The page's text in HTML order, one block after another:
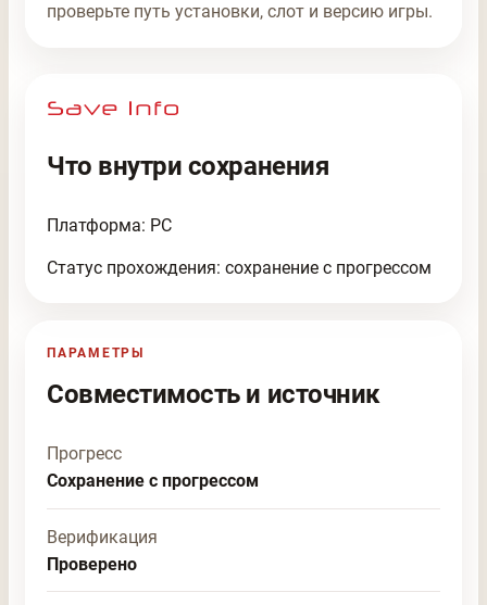
проверьте путь установки, слот и версию игры.
Что внутри сохранения
Платформа: PC
Статус прохождения: сохранение с прогрессом
ПАРАМЕТРЫ
Совместимость и источник
Прогресс
Сохранение с прогрессом
Верификация
Проверено